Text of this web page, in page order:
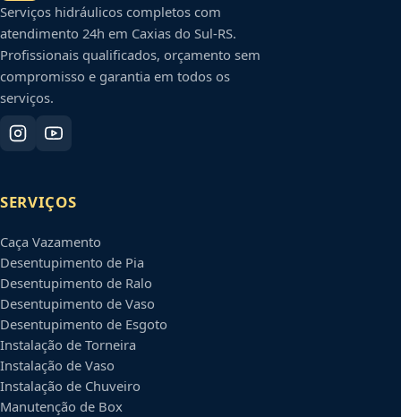
Serviços hidráulicos completos com
atendimento 24h em Caxias do Sul-RS.
Profissionais qualificados, orçamento sem
compromisso e garantia em todos os
serviços.
SERVIÇOS
Caça Vazamento
Desentupimento de Pia
Desentupimento de Ralo
Desentupimento de Vaso
Desentupimento de Esgoto
Instalação de Torneira
Instalação de Vaso
Instalação de Chuveiro
Manutenção de Box